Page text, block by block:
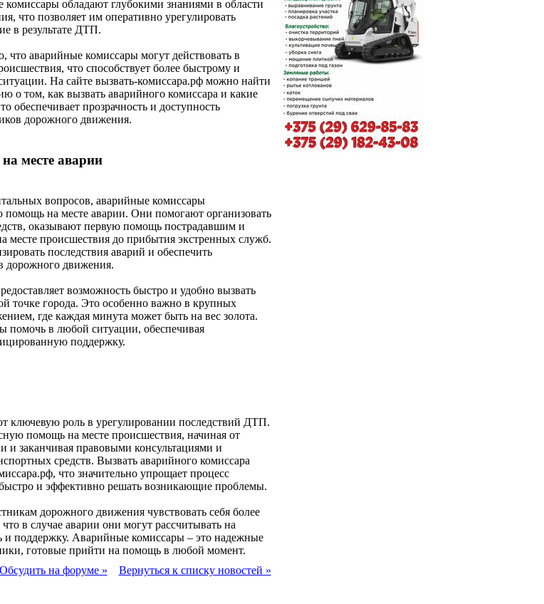
обладают глубокими знаниями в области
что позволяет им оперативно урегулировать
в результате ДТП.
что аварийные комиссары могут действовать в
что способствует более быстрому и
На сайте вызвать-комиссара.рф можно найти
о том, как вызвать аварийного комиссара и какие
обеспечивает прозрачность и доступность
дорожного движения.
месте аварии
вопросов, аварийные комиссары
помощь на месте аварии. Они помогают организовать
оказывают первую помощь пострадавшим и
месте происшествия до прибытия экстренных служб.
последствия аварий и обеспечить
дорожного движения.
возможность быстро и удобно вызвать
точке города. Это особенно важно в крупных
где каждая минута может быть на вес золота.
помочь в любой ситуации, обеспечивая
поддержку.
ключевую роль в урегулировании последствий ДТП.
помощь на месте происшествия, начиная от
и заканчивая правовыми консультациями и
средств. Вызвать аварийного комиссара
что значительно упрощает процесс
и эффективно решать возникающие проблемы.
дорожного движения чувствовать себя более
в случае аварии они могут рассчитывать на
поддержку. Аварийные комиссары – это надежные
готовые прийти на помощь в любой момент.
Обсудить на форуме »
Вернуться к списку новостей »